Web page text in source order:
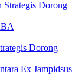
Dorong